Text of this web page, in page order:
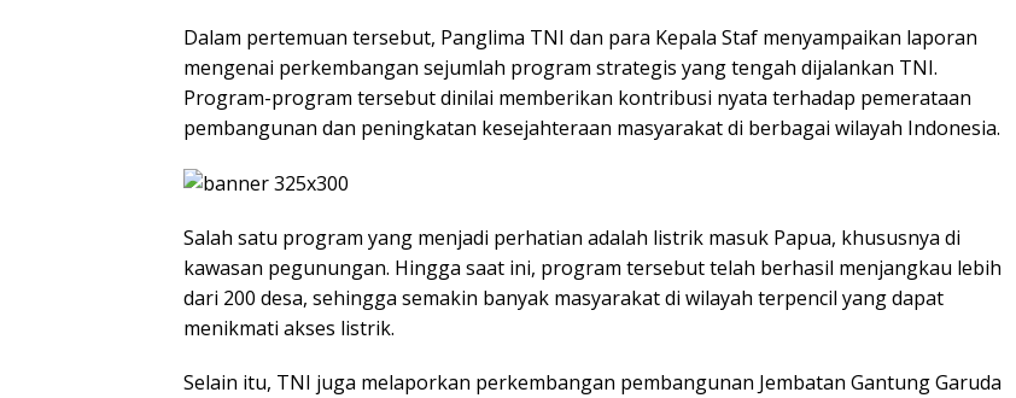
Dalam pertemuan tersebut, Panglima TNI dan para Kepala Staf menyampaikan laporan
mengenai perkembangan sejumlah program strategis yang tengah dijalankan TNI.
Program-program tersebut dinilai memberikan kontribusi nyata terhadap pemerataan
pembangunan dan peningkatan kesejahteraan masyarakat di berbagai wilayah Indonesia.
Salah satu program yang menjadi perhatian adalah listrik masuk Papua, khususnya di
kawasan pegunungan. Hingga saat ini, program tersebut telah berhasil menjangkau lebih
dari 200 desa, sehingga semakin banyak masyarakat di wilayah terpencil yang dapat
menikmati akses listrik.
Selain itu, TNI juga melaporkan perkembangan pembangunan Jembatan Gantung Garuda